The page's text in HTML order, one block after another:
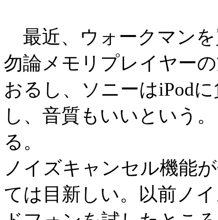
最近、ウォークマン
勿論メモリプレイヤー
おるし、ソニーはiPod
し、音質もいいという
る。
ノイズキャンセル機能
ては目新しい。以前ノ